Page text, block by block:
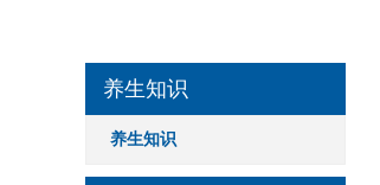
养生知识
养生知识